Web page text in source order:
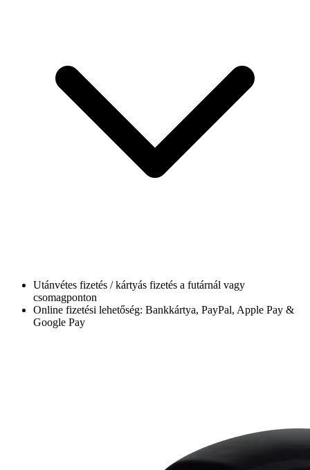
Utánvétes fizetés / kártyás fizetés a futárnál vagy
csomagponton
Online fizetési lehetőség: Bankkártya, PayPal, Apple Pay &
Google Pay